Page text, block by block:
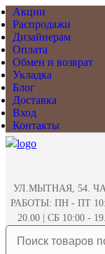
Акции
Распродажи
Дизайнерам
Оплата
Обмен и возврат
Укладка
Блог
Доставка
Вход
Контакты
УЛ.МЫТНАЯ, 54.
РАБОТЫ: ПН - ПТ
20.00 | СБ 10:00 -